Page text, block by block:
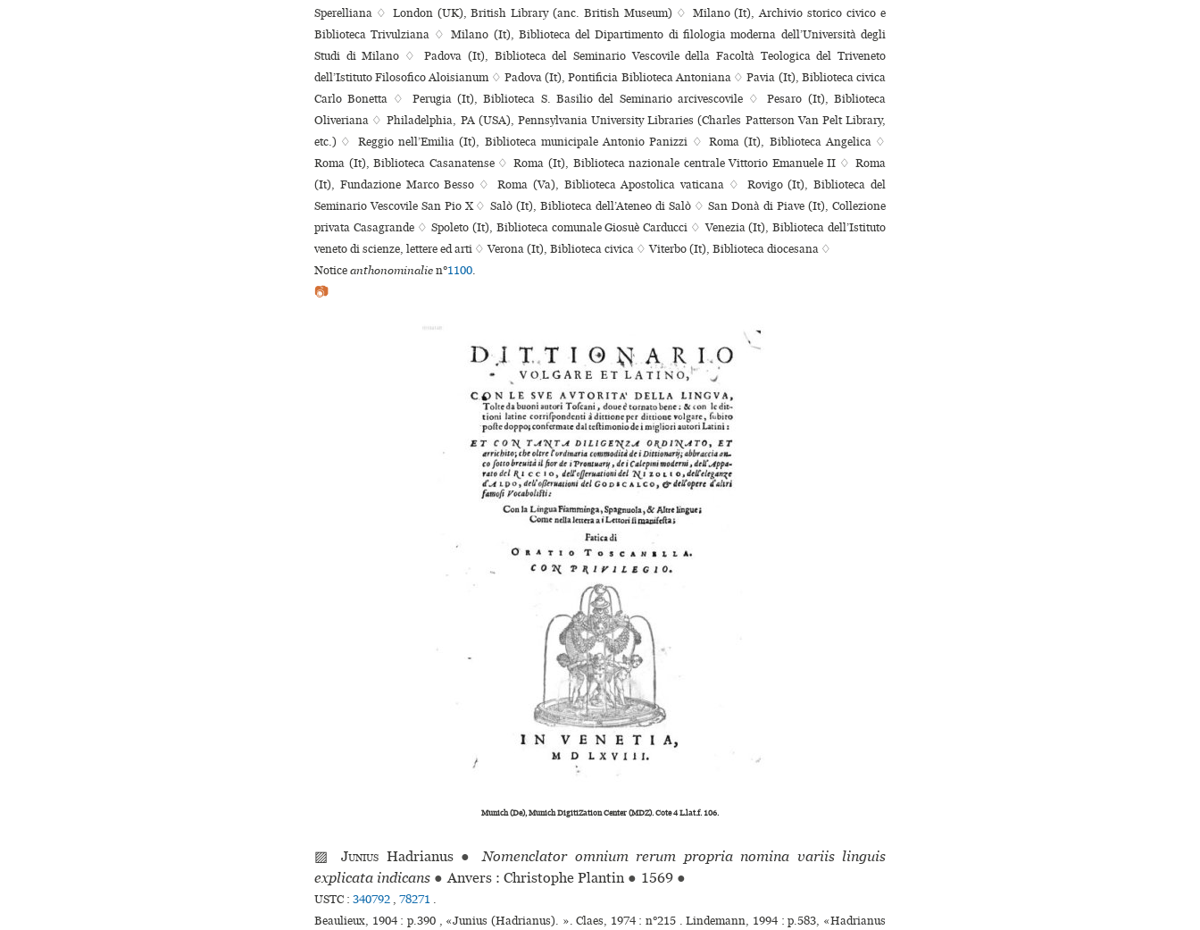
Sperelliana ♢ London (UK), British Library (anc. British Museum) ♢ Milano (It), Archivio sto­rico civico e
Biblioteca Trivulziana ♢ Milano (It), Biblioteca del Dipartimento di filologia moderna dell’Università degli
Studi di Milano ♢ Padova (It), Biblioteca del Seminario Vescovile della Facoltà Teologica del Triveneto
dell’Istituto Filosofico Aloisianum ♢ Padova (It), Pontificia Biblioteca Antoniana ♢ Pavia (It), Biblioteca civica
Carlo Bonetta ♢ Perugia (It), Biblioteca S. Basilio del Seminario arci­ves­co­vile ♢ Pesaro (It), Biblioteca
Oliveriana ♢ Philadelphia, PA (USA), Pennsylvania University Libraries (Charles Patterson Van Pelt Library,
etc.) ♢ Reggio nell’Emilia (It), Biblioteca muni­ci­pale Antonio Panizzi ♢ Roma (It), Biblioteca Angelica ♢
Roma (It), Biblioteca Casanatense ♢ Roma (It), Biblioteca nazio­nale cen­trale Vittorio Emanuele II ♢ Roma
(It), Fundazione Marco Besso ♢ Roma (Va), Biblioteca Apostolica vaticana ♢ Rovigo (It), Biblioteca del
Seminario Vescovile San Pio X ♢ Salò (It), Biblioteca dell’Ateneo di Salò ♢ San Donà di Piave (It), Collezione
privata Casagrande ♢ Spoleto (It), Biblioteca comu­nale Giosuè Carducci ♢ Venezia (It), Biblioteca dell’Istituto
veneto di scienze, lettere ed arti ♢ Verona (It), Biblioteca civica ♢ Viterbo (It), Biblioteca diocesana ♢
Noticeanthonominalien°1100.
📷
Munich (De), Munich DigitiZation Center (MDZ). Cote 4 L.lat.f. 106.
▨ Junius Hadrianus ●
Nomenclator omnium rerum propria nomina variis linguis
explicata indicans ● Anvers : Christophe Plantin ● 1569 ●
USTC : 340792 , 78271 .
Beaulieux, 1904 : p.390 , «Junius (Hadrianus). ». Claes, 1974 : n°215 . Lindemann, 1994 : p.583, «Hadrianus